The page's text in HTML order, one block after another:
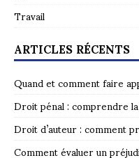
Travail
ARTICLES RÉCENTS
Quand et comment faire
Droit pénal : comprendre
Droit d’auteur : comment
Comment évaluer un